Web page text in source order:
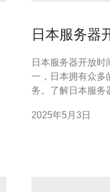
日本服务器
日本服务器开放时间 作为亚洲地区最重要的互联网大
一，日本拥有众多
务。了解日本服务
这意味着无论您在
2025年5月3日